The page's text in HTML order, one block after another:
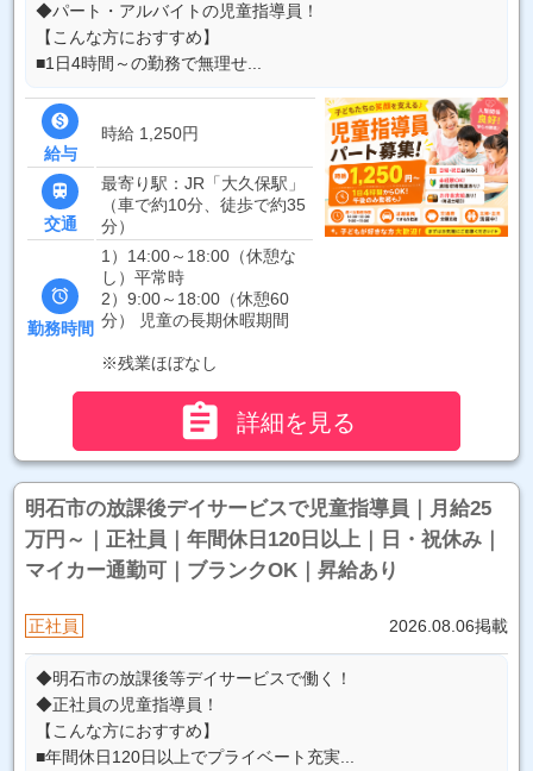
◆パート・アルバイトの児童指導員！
【こんな方におすすめ】
■1日4時間～の勤務で無理せ...

給与
時給 1,250円

交通
最寄り駅：JR「大久保駅」
（車で約10分、徒歩で約35
分）

勤務時間
1）14:00～18:00（休憩な
し）平常時
2）9:00～18:00（休憩60
分） 児童の長期休暇期間
※残業ほぼなし
 詳細を見る
明石市の放課後デイサービスで児童指導員｜月給25
万円～｜正社員｜年間休日120日以上｜日・祝休み｜
マイカー通勤可｜ブランクOK｜昇給あり
正社員 2026.08.06掲載
◆明石市の放課後等デイサービスで働く！
◆正社員の児童指導員！
【こんな方におすすめ】
■年間休日120日以上でプライベート充実...